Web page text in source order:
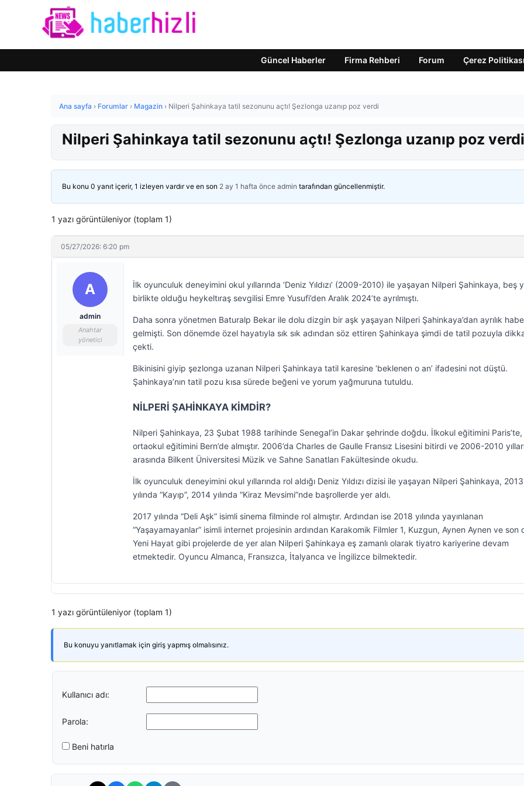
Güncel Haberler Firma Rehberi Forum Çerez Politikası
Ana sayfa › Forumlar › Magazin › Nilperi Şahinkaya tatil sezonunu açtı! Şezlonga uzanıp poz verdi
Nilperi Şahinkaya tatil sezonunu açtı! Şezlonga uzanıp poz verdi
Bu konu 0 yanıt içerir, 1 izleyen vardır ve en son 2 ay 1 hafta önce admin tarafından güncellenmiştir.
1 yazı görüntüleniyor (toplam 1)
05/27/2026: 6:20 pm
A
admin
Anahtar
yönetici
İlk oyunculuk deneyimini okul yıllarında ‘Deniz Yıldızı’ (2009-2010) ile yaşayan Nilperi Şahinkaya, beş
birlikte olduğu heykeltıraş sevgilisi Emre Yusufi’den Aralık 2024’te ayrılmıştı.
Daha sonra yönetmen Baturalp Bekar ile dolu dizgin bir aşk yaşayan Nilperi Şahinkaya’dan ayrılık
gelmişti. Son dönemde özel hayatıyla sık sık adından söz ettiren Şahinkaya şimdi de tatil pozuyla
çekti.
Bikinisini giyip şezlonga uzanan Nilperi Şahinkaya tatil karesine ‘beklenen o an’ ifadesini not düştü.
Şahinkaya’nın tatil pozu kısa sürede beğeni ve yorum yağmuruna tutuldu.
NİLPERİ ŞAHİNKAYA KİMDİR?
Nilperi Şahinkaya, 23 Şubat 1988 tarihinde Senegal’in Dakar şehrinde doğdu. İlkokul eğitimini Paris’te,
ortaokul eğitimini Bern’de almıştır. 2006’da Charles de Gaulle Fransız Lisesini bitirdi ve 2006-2010
arasında Bilkent Üniversitesi Müzik ve Sahne Sanatları Fakültesinde okudu.
İlk oyunculuk deneyimini okul yıllarında rol aldığı Deniz Yıldızı dizisi ile yaşayan Nilperi Şahinkaya, 2013
yılında “Kayıp”, 2014 yılında “Kiraz Mevsimi”nde başrollerde yer aldı.
2017 yılında “Deli Aşk” isimli sinema filminde rol almıştır. Ardından ise 2018 yılında yayınlanan
“Yaşayamayanlar” isimli internet projesinin ardından Karakomik Filmler 1, Kuzgun, Aynen Aynen ve son
Yeni Hayat gibi projelerde de yer alan Nilperi Şahinkaya eş zamanlı olarak tiyatro kariyerine devam
etmektedir. Oyuncu Almanca, Fransızca, İtalyanca ve İngilizce bilmektedir.
1 yazı görüntüleniyor (toplam 1)
Bu konuyu yanıtlamak için giriş yapmış olmalısınız.
Kullanıcı adı:
Parola:
Beni hatırla